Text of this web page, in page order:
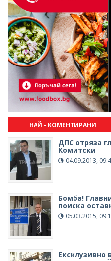
НАЙ - КОМЕНТИРАНИ
ДПС отряза
Комитски
04.09.2013,
Бомба!
поиска
05.03.2015,
Ексклузивно